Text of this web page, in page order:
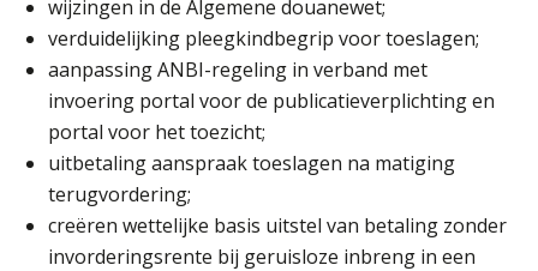
wijzingen in de Algemene douanewet;
verduidelijking pleegkindbegrip voor toeslagen;
aanpassing ANBI-regeling in verband met
invoering portal voor de publicatieverplichting en
portal voor het toezicht;
uitbetaling aanspraak toeslagen na matiging
terugvordering;
creëren wettelijke basis uitstel van betaling zonder
invorderingsrente bij geruisloze inbreng in een
SEP
MOCuitgevers
17
SEP
Training Grenzen aangeven met zelfvertrouwen en respect
MOCuitgevers
17
SEP
MOCuitgevers